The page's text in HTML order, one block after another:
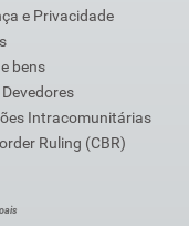
e Privacidade
bens
Intracomunitárias
Ruling (CBR)